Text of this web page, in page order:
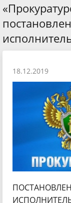
18.12.2019